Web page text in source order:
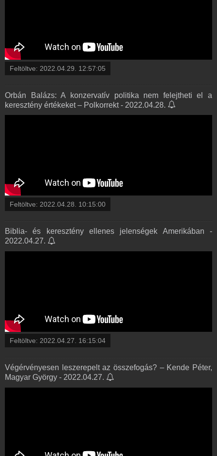
Feltöltve: 2022.04.29. 12:57:05
Orbán Balázs: A konzervatív politika nem felejtheti el a
keresztény értékeket – Polkorrekt - 2022.04.28.
Feltöltve: 2022.04.28. 10:15:00
Biblia- és keresztény ellenes jelenségek Amerikában -
2022.04.27.
Feltöltve: 2022.04.27. 16:15:04
Végérvényesen leszerepelt az összefogás? – Kende Péter,
Magyar György - 2022.04.27.